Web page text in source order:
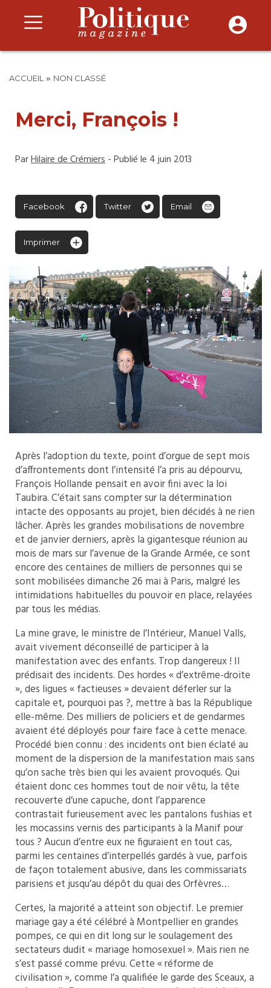
ACCUEIL » NON CLASSÉ
Merci, François !
ParHilaire de Crémiers- Publié le 4 juin 2013
Facebook Twitter Email
Imprimer
Après l’adoption du texte, point d’orgue de sept mois
d’affrontements dont l’intensité l’a pris au dépourvu,
François Hollande pensait en avoir fini avec la loi
Taubira. C’était sans compter sur la détermination
intacte des opposants au projet, bien décidés à ne rien
lâcher. Après les grandes mobilisations de novembre
et de janvier derniers, après la gigantesque réunion au
mois de mars sur l’avenue de la Grande Armée, ce sont
encore des centaines de milliers de personnes qui se
sont mobilisées dimanche 26 mai à Paris, malgré les
intimidations habituelles du pouvoir en place, relayées
par tous les médias.
La mine grave, le ministre de l’Intérieur, Manuel Valls,
avait vivement déconseillé de participer à la
manifestation avec des enfants. Trop dangereux ! Il
prédisait des incidents. Des hordes « d’extrême-droite
», des ligues « factieuses » devaient déferler sur la
capitale et, pourquoi pas ?, mettre à bas la République
elle-même. Des milliers de policiers et de gendarmes
avaient été déployés pour faire face à cette menace.
Procédé bien connu : des incidents ont bien éclaté au
moment de la dispersion de la manifestation mais sans
qu’on sache très bien qui les avaient provoqués. Qui
étaient donc ces hommes tout de noir vêtu, la tête
recouverte d’une capuche, dont l’apparence
contrastait furieusement avec les pantalons fushias et
les mocassins vernis des participants à la Manif pour
tous ? Aucun d’entre eux ne figuraient en tout cas,
parmi les centaines d’interpellés gardés à vue, parfois
de façon totalement abusive, dans les commissariats
parisiens et jusqu’au dépôt du quai des Orfèvres…
Certes, la majorité a atteint son objectif. Le premier
mariage gay a été célébré à Montpellier en grandes
pompes, ce qui en dit long sur le soulagement des
sectateurs dudit « mariage homosexuel ». Mais rien ne
s’est passé comme prévu. Cette « réforme de
civilisation », comme l’a qualifiée le garde des Sceaux, a